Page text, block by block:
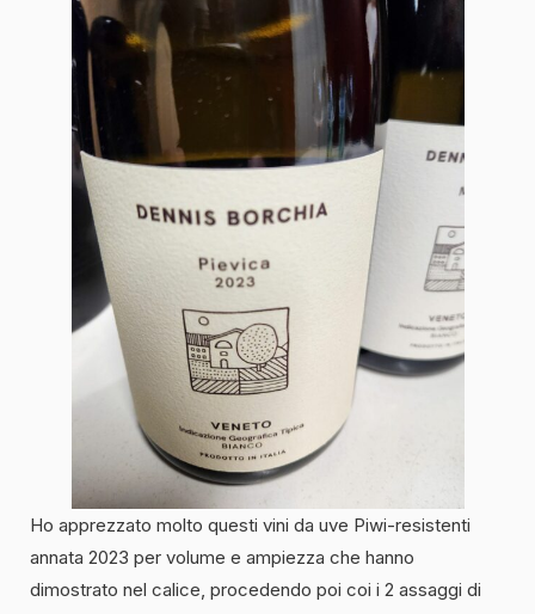
Ho apprezzato molto questi vini da uve Piwi-resistenti
annata 2023 per volume e ampiezza che hanno
dimostrato nel calice, procedendo poi coi i 2 assaggi di